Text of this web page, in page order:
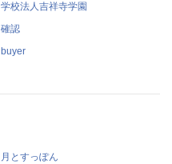
学校法人吉祥寺学園
確認
buyer
月とすっぽん